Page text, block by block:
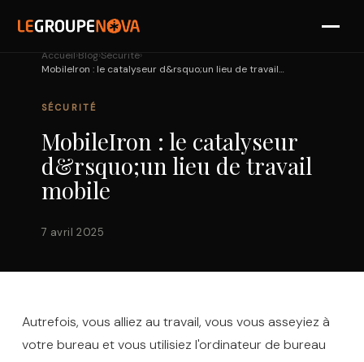
RÉFÉRENCES
NOVA
Accueil›Blog›Sécurité›
MobileIron : le catalyseur d&rsquo;un lieu de travail mobile
SÉCURITÉ
MobileIron : le catalyseur
d&rsquo;un lieu de travail
mobile
7 avril 2025
Autrefois, vous alliez au travail, vous vous asseyiez à
votre bureau et vous utilisiez l'ordinateur de bureau